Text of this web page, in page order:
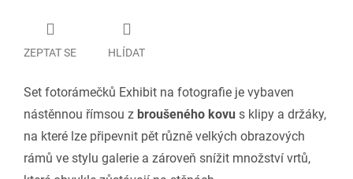
ZEPTAT SE HLÍDAT
Set fotorámečků Exhibit na fotografie je vybaven
nástěnnou římsou z broušeného kovu s klipy a držáky,
na které lze připevnit pět různě velkých obrazových
rámů ve stylu galerie a zároveň snížit množství vrtů,